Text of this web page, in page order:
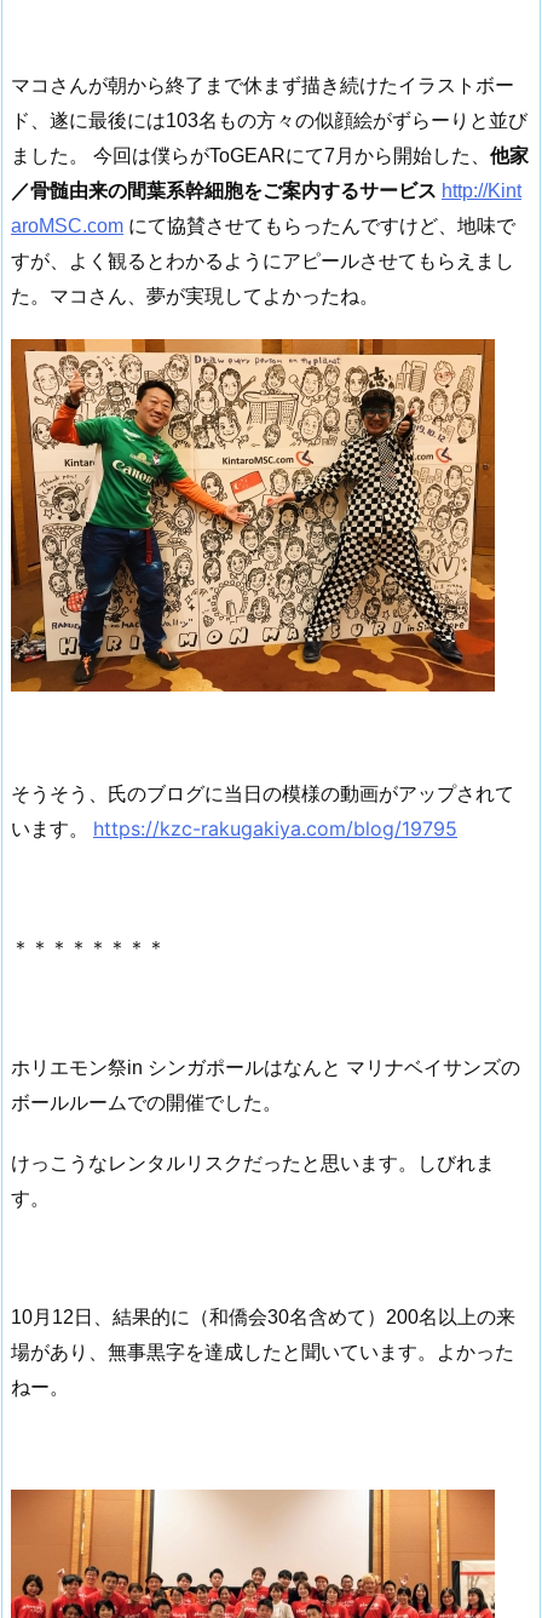
マコさんが朝から終了まで休まず描き続けたイラストボー
ド、遂に最後には103名もの方々の似顔絵がずらーりと並び
ました。 今回は僕らがToGEARにて7月から開始した、 他家
／骨髄由来の間葉系幹細胞をご案内するサービス http://Kint
aroMSC.com にて協賛させてもらったんですけど、地味で
すが、よく観るとわかるようにアピールさせてもらえまし
た。マコさん、夢が実現してよかったね。
そうそう、氏のブログに当日の模様の動画がアップされて
います。 https://kzc-rakugakiya.com/blog/19795
＊＊＊＊＊＊＊＊
ホリエモン祭in シンガポールはなんと マリナベイサンズの
ボールルームでの開催でした。
けっこうなレンタルリスクだったと思います。しびれま
す。
10月12日、結果的に（和僑会30名含めて）200名以上の来
場があり、無事黒字を達成したと聞いています。よかった
ねー。